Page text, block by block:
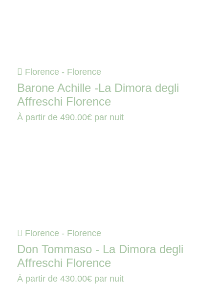
Florence - Florence
Barone Achille -La Dimora degli
Affreschi Florence
À partir de 490.00€ par nuit
Florence - Florence
Don Tommaso - La Dimora degli
Affreschi Florence
À partir de 430.00€ par nuit